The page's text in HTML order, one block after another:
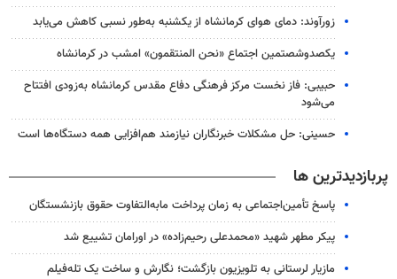
زورآوند: دمای هوای کرمانشاه از یکشنبه به‌طور نسبی کاهش می‌یابد
یکصدوشصتمین اجتماع «نحن المنتقمون» امشب در کرمانشاه
حبیبی: فاز نخست مرکز فرهنگی دفاع مقدس کرمانشاه به‌زودی افتتاح
می‌شود
حسینی: حل مشکلات خبرنگاران نیازمند هم‌افزایی همه دستگاه‌ها است
پربازدیدترین ها
پاسخ تأمین‌اجتماعی به زمان پرداخت مابه‌التفاوت حقوق بازنشستگان
پیکر مطهر شهید «محمدعلی رحیم‌زاده» در اورامان تشییع شد
مازیار لرستانی به تلویزیون بازگشت؛ نگارش و ساخت یک تله‌فیلم